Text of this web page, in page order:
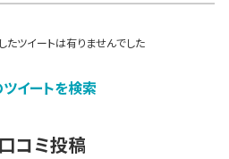
ツイートは有りませんでした
イートを検索
口コミ投稿